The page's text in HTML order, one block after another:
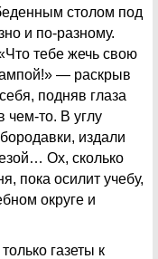
столом под
и по-разному.
тебе жечь свою
— раскрыв
подняв глаза
чем-то. В углу
издали
Ох, сколько
пока осилит учебу,
округе и
газеты к